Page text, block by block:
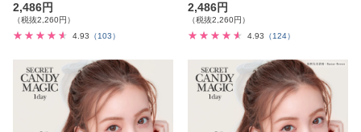
2,486円
（税抜2,260円）
4.93 （103）
2,486円
（税抜2,260円）
4.93
（124）